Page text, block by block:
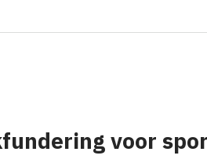
voor